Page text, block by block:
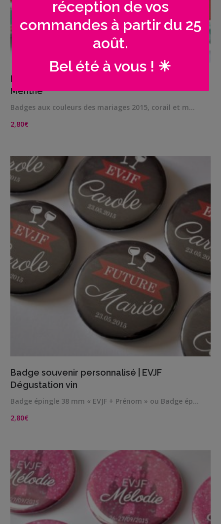
VIEW DETAILS
Badge souvenir personnalisé | EVJF Corail
Menthe
Badges aux couleurs des mariages 2015, corail et m…
2,80€
Badge souvenir personnalisé | EVJF
Dégustation vin
Badge épingle 38 mm « EVJF + Prénom » ou Badge ép…
2,80€
réception de vos
commandes à partir du 25
août.
Bel été à vous ! ☀